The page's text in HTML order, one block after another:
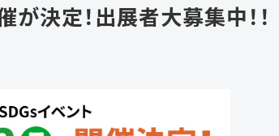
決定！出展者大募集中！！